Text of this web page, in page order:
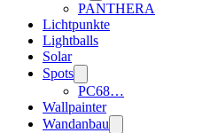
PANTHERA
Lichtpunkte
Lightballs
Solar
Spots
PC68…
Wallpainter
Wandanbau